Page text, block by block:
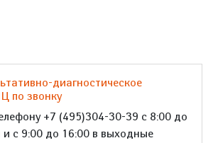
диагностическое
по звонку
+7 (495)304-30-39 с 8:00 до
и с 9:00 до 16:00 в выходные